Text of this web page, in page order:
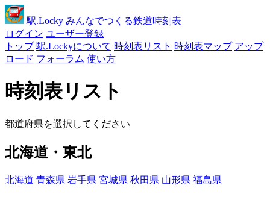
駅.Locky みんなでつくる鉄道時刻表
ログイン ユーザー登録
トップ 駅.Lockyについて 時刻表リスト 時刻表マップ アップ
ロード フォーラム 使い方
時刻表リスト
都道府県を選択してください
北海道・東北
北海道 青森県 岩手県 宮城県 秋田県 山形県 福島県